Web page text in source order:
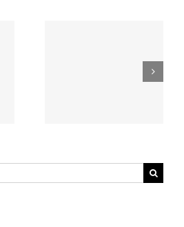
突发！pcb高频
电路板有新亮